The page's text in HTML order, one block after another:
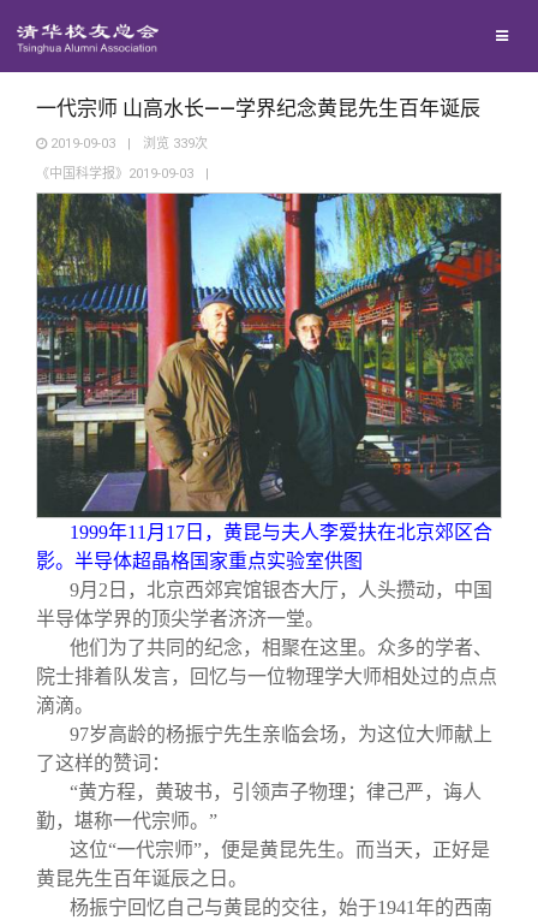
西南联大校友会
回馈母校
捐赠项目
捐赠新闻
捐赠纪事
捐赠方法
义工计划
媒体平台
《清华校友通讯》
《水木清华》
我要订阅
新媒体平台
百年清华
清华人物
清华故事
青春风采
校友文苑
校友讲坛
校友服务
终身学习
信息化服务
三创大赛
实用信息
校友总会
总会简介
会长致辞
总会章程
制度法规
联系我们
关闭
一代宗师 山高水长——学界纪念黄昆先生百年诞辰
2019-09-03 | 浏览 339次
《中国科学报》2019-09-03
|
1999年11月17日，黄昆与夫人李爱扶在北京郊区合
影。半导体超晶格国家重点实验室供图
9月2日，北京西郊宾馆银杏大厅，人头攒动，中国
半导体学界的顶尖学者济济一堂。
他们为了共同的纪念，相聚在这里。众多的学者、
院士排着队发言，回忆与一位物理学大师相处过的点点
滴滴。
97岁高龄的杨振宁先生亲临会场，为这位大师献上
了这样的赞词：
“黄方程，黄玻书，引领声子物理；律己严，诲人
勤，堪称一代宗师。”
这位“一代宗师”，便是黄昆先生。而当天，正好是
黄昆先生百年诞辰之日。
杨振宁回忆自己与黄昆的交往，始于1941年的西南